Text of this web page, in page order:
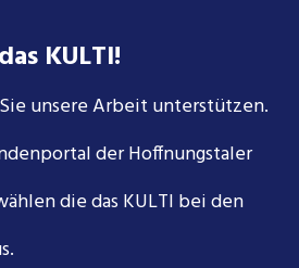
KULTI!
unsere Arbeit unterstützen.
der Hoffnungstaler
die das KULTI bei den